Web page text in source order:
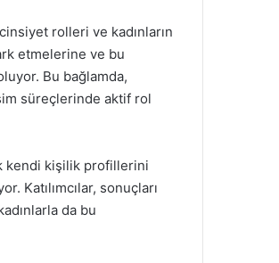
rolleri ve kadınların
etmelerine ve bu
Bu bağlamda,
süreçlerinde aktif rol
kendi kişilik profillerini
Katılımcılar, sonuçları
da bu